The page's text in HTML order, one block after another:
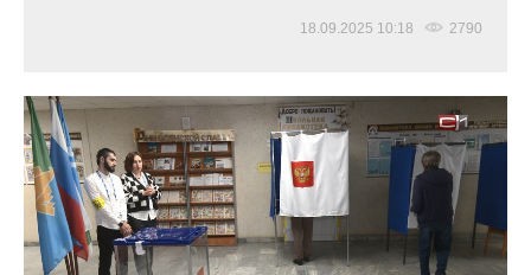
18.09.2025 10:18 2790